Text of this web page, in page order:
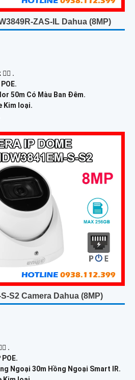
ZAS-IL Dahua (8MP)
.
50m Có Màu Ban Ðêm.
Kim loại.
S2 Camera Dahua (8MP)
.
POE.
Ngoại 30m Hồng Ngoại Smart IR.